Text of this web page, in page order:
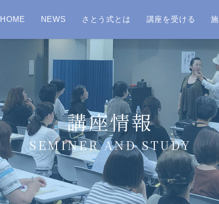
HOME NEWS さとう式とは 講座を受ける
講座情報
SEMINER AND STUDY